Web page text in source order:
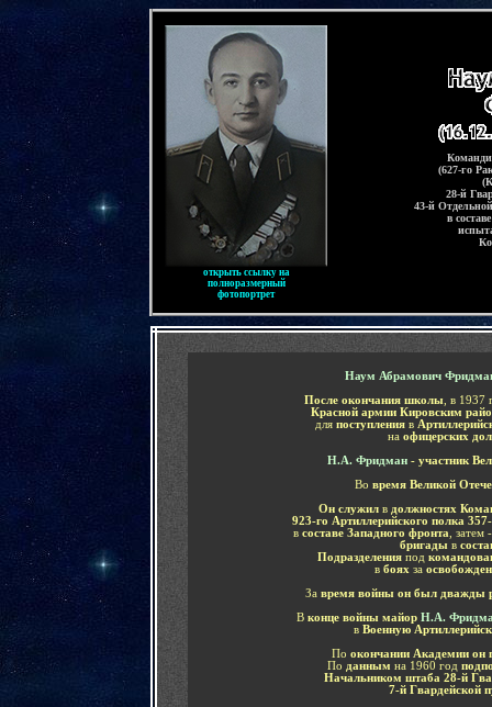
открыть ссылку на
полноразмерный
фотопортрет
(627-го
28-й
43-й
в
Наум Абрамович
После окончания школы, в 1937
Красной армии Кировским
для поступления в
на офицерских
Н.А. Фридман - участник
Во время Великой
Он служил в должностях
923-го Артиллерийского полка
в составе Западного фронта , затем
бригады в
Подразделенияпод
в боях за
За время войны он был дважды
В конце войны майор Н.А.
в Военную
По окончании Академии он
По данным на 1960 год
Начальником штаба 28-й
7-й Гвардейской